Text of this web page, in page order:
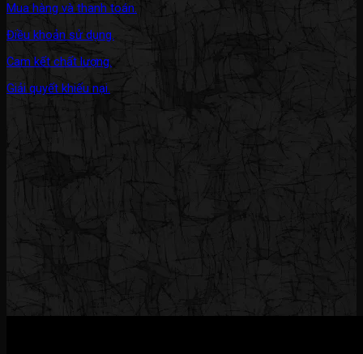
Mua hàng và thanh toán.
Điều khoản sử dụng.
Cam kết chất lượng.
Giải quyết khiếu nại.